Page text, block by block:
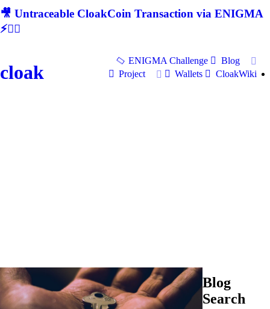
🎥 Untraceable CloakCoin Transaction via ENIGMA
⚡🕵‍♂
cloak
ENIGMA Challenge
Blog
Project
Wallets CloakWiki
Blog
Search